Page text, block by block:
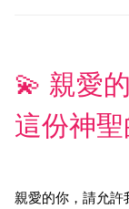
💫 親愛
這份神
親愛的你，請允許